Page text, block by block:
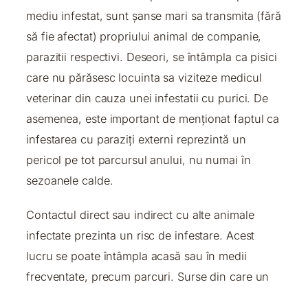
mediu infestat, sunt șanse mari sa transmita (fără
să fie afectat) propriului animal de companie,
parazitii respectivi. Deseori, se întâmpla ca pisici
care nu părăsesc locuinta sa viziteze medicul
veterinar din cauza unei infestatii cu purici. De
asemenea, este important de menționat faptul ca
infestarea cu paraziți externi reprezintă un
pericol pe tot parcursul anului, nu numai în
sezoanele calde.
Contactul direct sau indirect cu alte animale
infectate prezinta un risc de infestare. Acest
lucru se poate întâmpla acasă sau în medii
frecventate, precum parcuri. Surse din care un